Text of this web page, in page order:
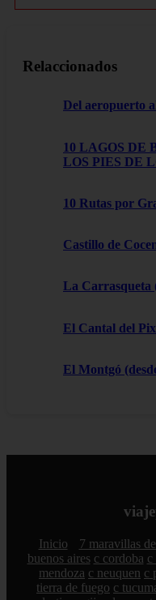
Relaccionados
Del aeropuerto
10 LAGOS DE
LOS PIES DE
10 Rutas por
Castillo de
La Carrasqueta
El Cantal del
El Montgó
Inicio 7 maravillas
buenos aires c cordoba c
mendoza c neuquen c
tierra de fuego c